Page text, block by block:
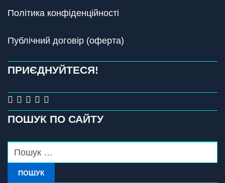
Політика конфіденційності
Публічний договір (оферта)
ПРИЄДНУЙТЕСЯ!
ПОШУК ПО САЙТУ
ПОШУК